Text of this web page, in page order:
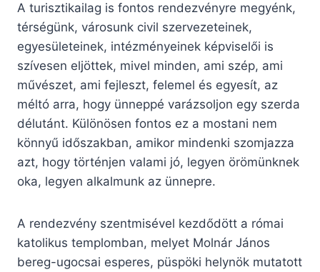
A turisztikailag is fontos rendezvényre megyénk,
térségünk, városunk civil szervezeteinek,
egyesületeinek, intézményeinek képviselői is
szívesen eljöttek, mivel minden, ami szép, ami
művészet, ami fejleszt, felemel és egyesít, az
méltó arra, hogy ünneppé varázsoljon egy szerda
délutánt. Különösen fontos ez a mostani nem
könnyű időszakban, amikor mindenki szomjazza
azt, hogy történjen valami jó, legyen örömünknek
oka, legyen alkalmunk az ünnepre.
A rendezvény szentmisével kezdődött a római
katolikus templomban, melyet Molnár János
bereg-ugocsai esperes, püspöki helynök mutatott